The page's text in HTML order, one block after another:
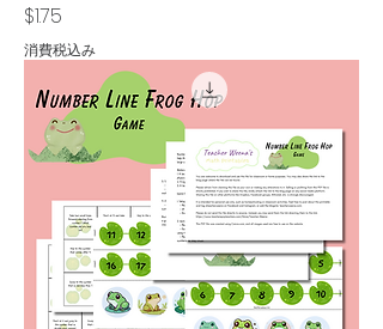
価格
$1.75
消費税込み